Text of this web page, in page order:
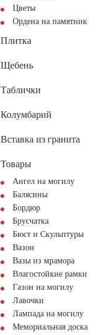
Цветы
Ордена на памятник
Плитка
Щебень
Таблички
Колумбарий
Вставка из гранита
Товары
Ангел на могилу
Балясины
Бордюр
Брусчатка
Бюст и Скульптуры
Вазон
Вазы из мрамора
Влагостойкие рамки
Газон на могилу
Лавочки
Лампада на могилу
Мемориальная доска